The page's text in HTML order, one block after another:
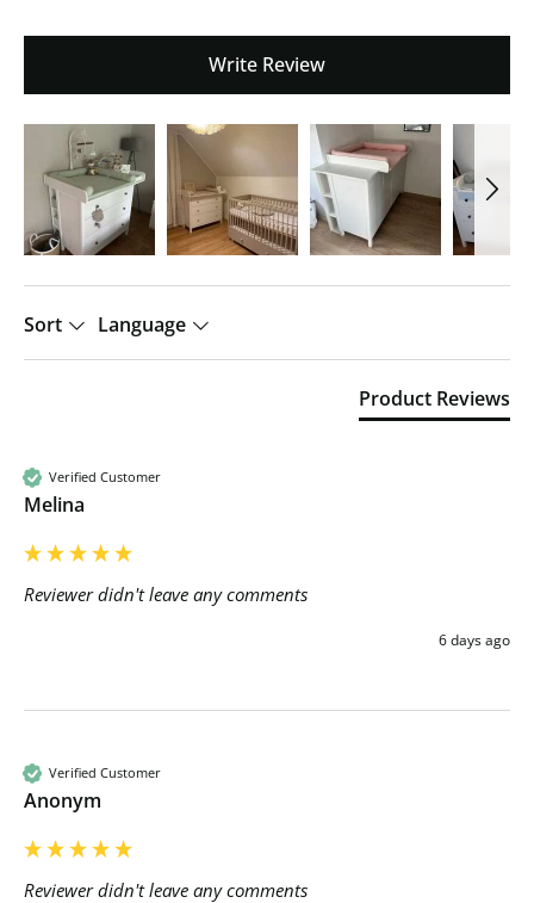
Write Review
Sort Language
Product Reviews
Verified Customer
Melina
Reviewer didn't leave any comments
6 days ago
Verified Customer
Anonym
Reviewer didn't leave any comments